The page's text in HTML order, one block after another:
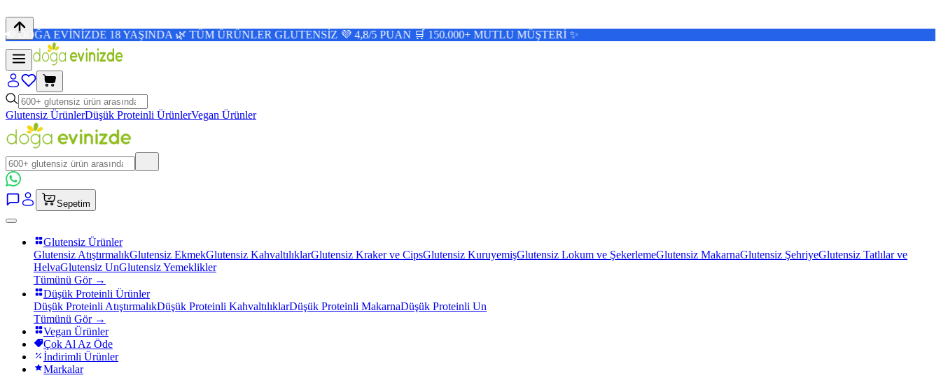
18 YAŞINDA 🌿 TÜM ÜRÜNLER GLUTENSİZ 💜 4,8/5 PUAN 🛒 150.000+ MUTLU MÜŞTERİ ✨
Glutensiz ÜrünlerDüşük Proteinli ÜrünlerVegan Ürünler
Sepetim
Glutensiz Ürünler
Glutensiz AtıştırmalıkGlutensiz EkmekGlutensiz KahvaltılıklarGlutensiz Kraker ve CipsGlutensiz KuruyemişGlutensiz Lokum ve ŞekerlemeGlutensiz MakarnaGlutensiz ŞehriyeGlutensiz Tatlılar ve
HelvaGlutensiz UnGlutensiz Yemeklikler
Tümünü Gör →
Düşük Proteinli Ürünler
Düşük Proteinli AtıştırmalıkDüşük Proteinli KahvaltılıklarDüşük Proteinli MakarnaDüşük Proteinli Un
Tümünü Gör →
Vegan Ürünler
Çok Al Az Öde
İndirimli Ürünler
Markalar